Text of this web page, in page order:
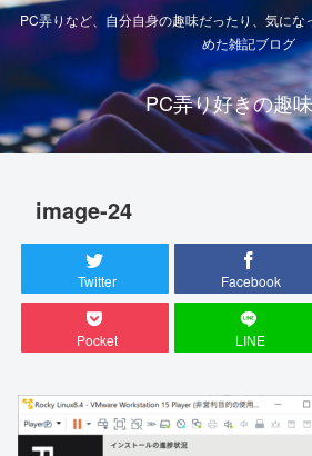
PC弄りなど、自分自身の趣味だったり、気にな
めた雑記ブログ
PC弄り好きの趣
image-24
Twitter Facebook
Pocket LINE